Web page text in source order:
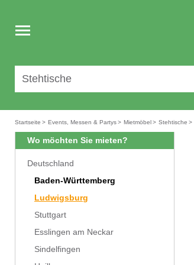
Toggle
navigation
Startseite > Events, Messen & Partys> Mietmöbel> Stehtische >
Wo möchten Sie mieten?
Deutschland
Baden-Württemberg
Ludwigsburg
Stuttgart
Esslingen am Neckar
Sindelfingen